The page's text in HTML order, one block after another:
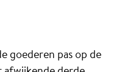
goederen pas op de